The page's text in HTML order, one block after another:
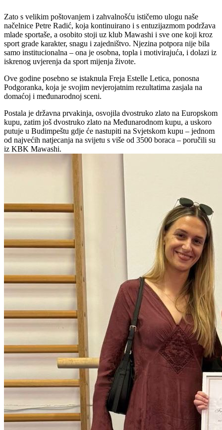
Zato s velikim poštovanjem i zahvalnošću ističemo ulogu naše
načelnice Petre Radić, koja kontinuirano i s entuzijazmom podržava
mlade sportaše, a osobito stoji uz klub Mawashi i sve one koji kroz
sport grade karakter, snagu i zajedništvo. Njezina potpora nije bila
samo institucionalna – ona je osobna, topla i motivirajuća, i dolazi iz
iskrenog uvjerenja da sport mijenja živote.
Ove godine posebno se istaknula Freja Estelle Letica, ponosna
Podgoranka, koja je svojim nevjerojatnim rezultatima zasjala na
domaćoj i međunarodnoj sceni.
Postala je državna prvakinja, osvojila dvostruko zlato na Europskom
kupu, zatim još dvostruko zlato na Međunarodnom kupu, a uskoro
putuje u Budimpeštu gdje će nastupiti na Svjetskom kupu – jednom
od najvećih natjecanja na svijetu s više od 3500 boraca – poručili su
iz KBK Mawashi.